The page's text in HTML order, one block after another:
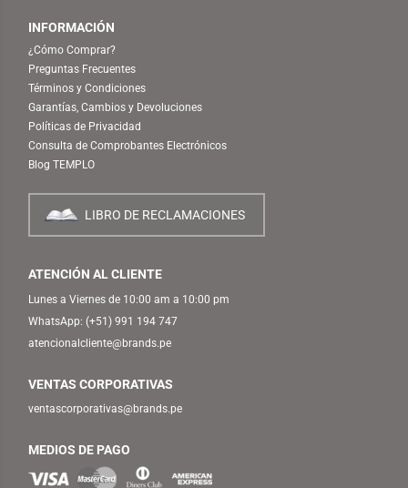
INFORMACIÓN
¿Cómo Comprar?
Preguntas Frecuentes
Términos y Condiciones
Garantías, Cambios y Devoluciones
Políticas de Privacidad
Consulta de Comprobantes Electrónicos
Blog TEMPLO
LIBRO DE RECLAMACIONES
ATENCIÓN AL CLIENTE
Lunes a Viernes de 10:00 am a 10:00 pm
WhatsApp: (+51) 991 194 747
atencionalcliente@brands.pe
VENTAS CORPORATIVAS
ventascorporativas@brands.pe
MEDIOS DE PAGO